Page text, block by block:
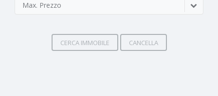
Max. Prezzo
CERCA IMMOBILE CANCELLA